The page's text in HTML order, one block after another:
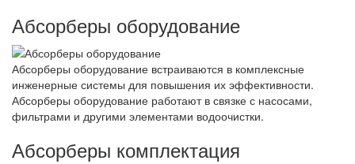
Абсорберы оборудование
Абсорберы оборудование встраиваются в комплексные
инженерные системы для повышения их эффективности.
Абсорберы оборудование работают в связке с насосами,
фильтрами и другими элементами водоочистки.
Абсорберы комплектация